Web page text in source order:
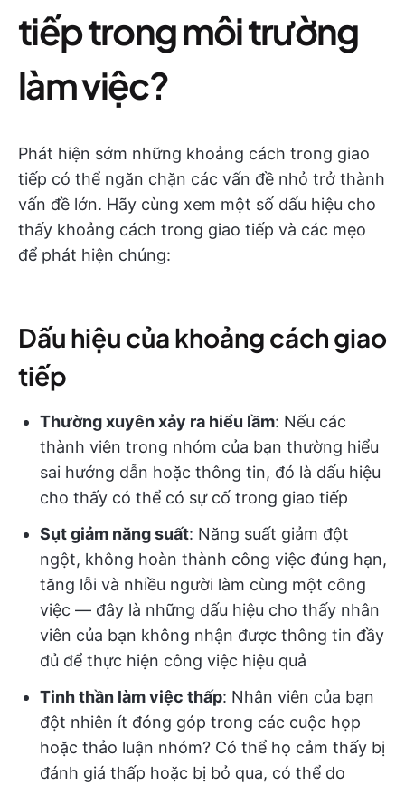
tiếp trong môi trường
làm việc?
Phát hiện sớm những khoảng cách trong giao
tiếp có thể ngăn chặn các vấn đề nhỏ trở thành
vấn đề lớn. Hãy cùng xem một số dấu hiệu cho
thấy khoảng cách trong giao tiếp và các mẹo
để phát hiện chúng:
Dấu hiệu của khoảng cách giao
tiếp
Thường xuyên xảy ra hiểu lầm: Nếu các
thành viên trong nhóm của bạn thường hiểu
sai hướng dẫn hoặc thông tin, đó là dấu hiệu
cho thấy có thể có sự cố trong giao tiếp
Sụt giảm năng suất: Năng suất giảm đột
ngột, không hoàn thành công việc đúng hạn,
tăng lỗi và nhiều người làm cùng một công
việc — đây là những dấu hiệu cho thấy nhân
viên của bạn không nhận được thông tin đầy
đủ để thực hiện công việc hiệu quả
Tinh thần làm việc thấp: Nhân viên của bạn
đột nhiên ít đóng góp trong các cuộc họp
hoặc thảo luận nhóm? Có thể họ cảm thấy bị
đánh giá thấp hoặc bị bỏ qua, có thể do